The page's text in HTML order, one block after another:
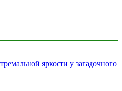
яркости у загадочного